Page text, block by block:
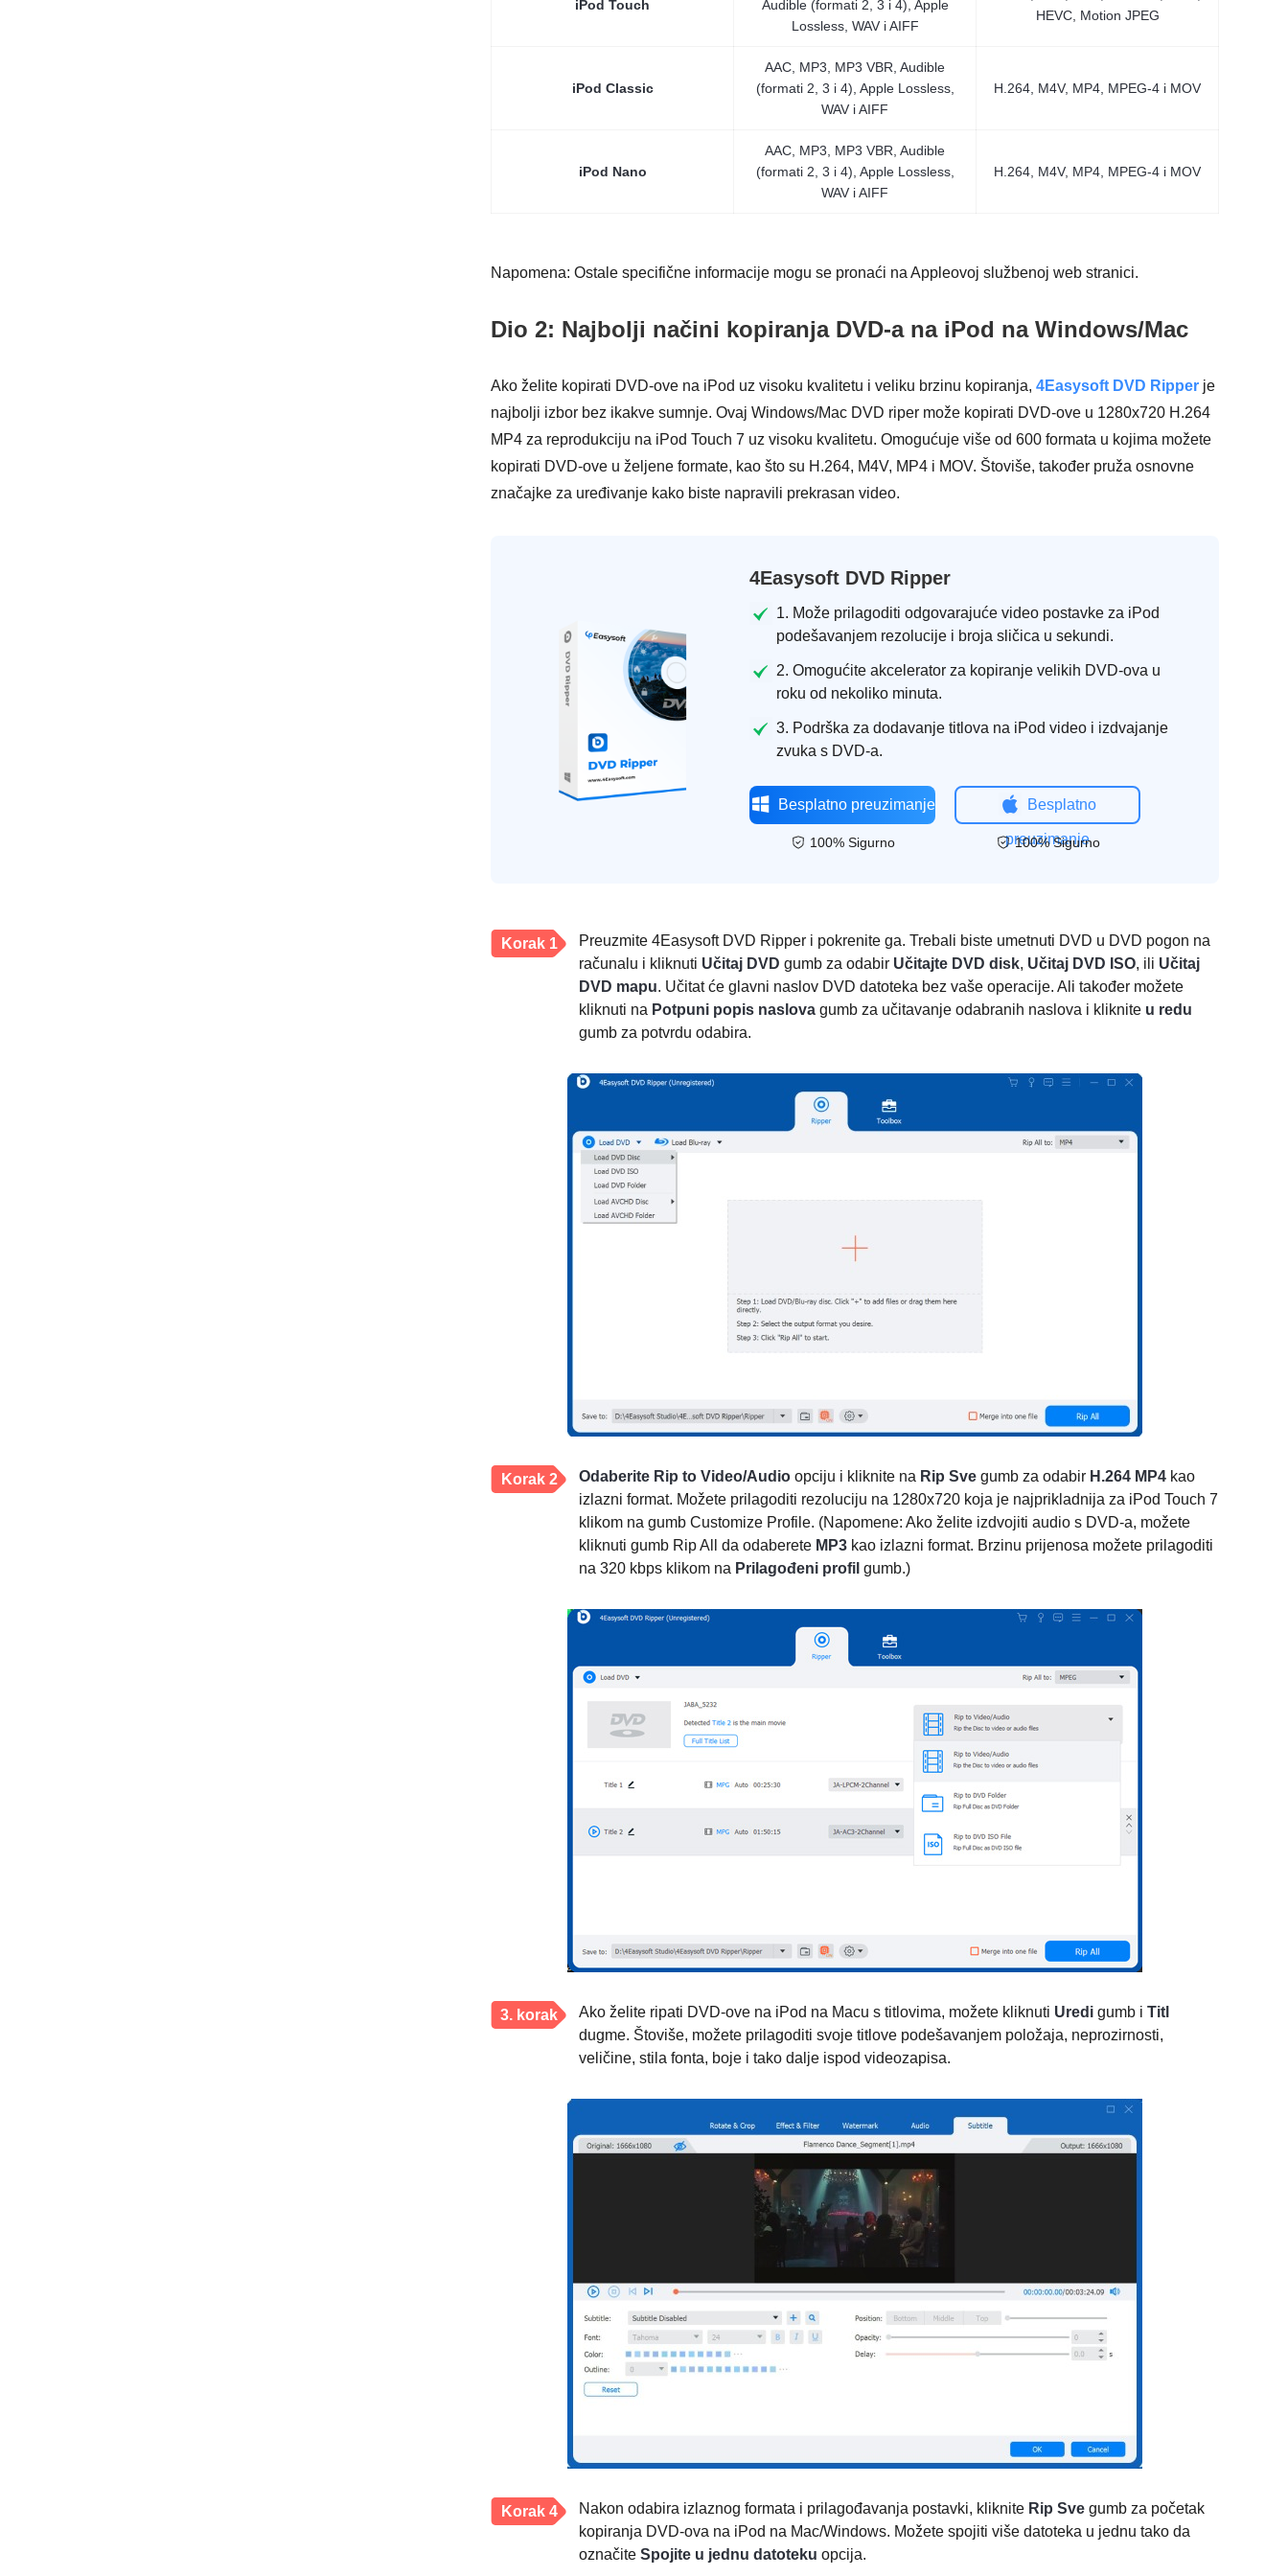
iPod Touch
Audible (formati 2, 3 i 4), Apple
Lossless, WAV i AIFF
HEVC, Motion JPEG
iPod Classic
AAC, MP3, MP3 VBR, Audible
(formati 2, 3 i 4), Apple Lossless,
WAV i AIFF
H.264, M4V, MP4, MPEG-4 i MOV
iPod Nano
AAC, MP3, MP3 VBR, Audible
(formati 2, 3 i 4), Apple Lossless,
WAV i AIFF
H.264, M4V, MP4, MPEG-4 i MOV
Napomena: Ostale specifične informacije mogu se pronaći na Appleovoj službenoj web stranici.
Dio 2: Najbolji načini kopiranja DVD-a na iPod na Windows/Mac
Ako želite kopirati DVD-ove na iPod uz visoku kvalitetu i veliku brzinu kopiranja, 4Easysoft DVD Ripper je
najbolji izbor bez ikakve sumnje. Ovaj Windows/Mac DVD riper može kopirati DVD-ove u 1280x720 H.264
MP4 za reprodukciju na iPod Touch 7 uz visoku kvalitetu. Omogućuje više od 600 formata u kojima možete
kopirati DVD-ove u željene formate, kao što su H.264, M4V, MP4 i MOV. Štoviše, također pruža osnovne
značajke za uređivanje kako biste napravili prekrasan video.
4Easysoft DVD Ripper
1. Može prilagoditi odgovarajuće video postavke za iPod
podešavanjem rezolucije i broja sličica u sekundi.
2. Omogućite akcelerator za kopiranje velikih DVD-ova u
roku od nekoliko minuta.
3. Podrška za dodavanje titlova na iPod video i izdvajanje
zvuka s DVD-a.
Besplatno preuzimanje
100% Sigurno
Besplatno
preuzimanje
100% Sigurno
Korak 1
Preuzmite 4Easysoft DVD Ripper i pokrenite ga. Trebali biste umetnuti DVD u DVD pogon na
računalu i kliknuti Učitaj DVD gumb za odabir Učitajte DVD disk, Učitaj DVD ISO, ili Učitaj
DVD mapu. Učitat će glavni naslov DVD datoteka bez vaše operacije. Ali također možete
kliknuti na Potpuni popis naslova gumb za učitavanje odabranih naslova i kliknite u redu
gumb za potvrdu odabira.
Korak 2 Odaberite Rip to Video/Audio opciju i kliknite na Rip Sve gumb za odabir H.264 MP4 kao
izlazni format. Možete prilagoditi rezoluciju na 1280x720 koja je najprikladnija za iPod Touch 7
klikom na gumb Customize Profile. (Napomene: Ako želite izdvojiti audio s DVD-a, možete
kliknuti gumb Rip All da odaberete MP3 kao izlazni format. Brzinu prijenosa možete prilagoditi
na 320 kbps klikom na Prilagođeni profil gumb.)
3. korak Ako želite ripati DVD-ove na iPod na Macu s titlovima, možete kliknuti Uredi gumb i Titl
dugme. Štoviše, možete prilagoditi svoje titlove podešavanjem položaja, neprozirnosti,
veličine, stila fonta, boje i tako dalje ispod videozapisa.
Korak 4 Nakon odabira izlaznog formata i prilagođavanja postavki, kliknite Rip Sve gumb za početak
kopiranja DVD-ova na iPod na Mac/Windows. Možete spojiti više datoteka u jednu tako da
označite Spojite u jednu datoteku opcija.